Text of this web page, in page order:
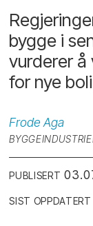
bygge i
vurderer
for nye
Frode Aga
PUBLISERT
SIST OPPDATERT